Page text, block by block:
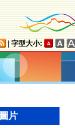
字型大小:
圖片